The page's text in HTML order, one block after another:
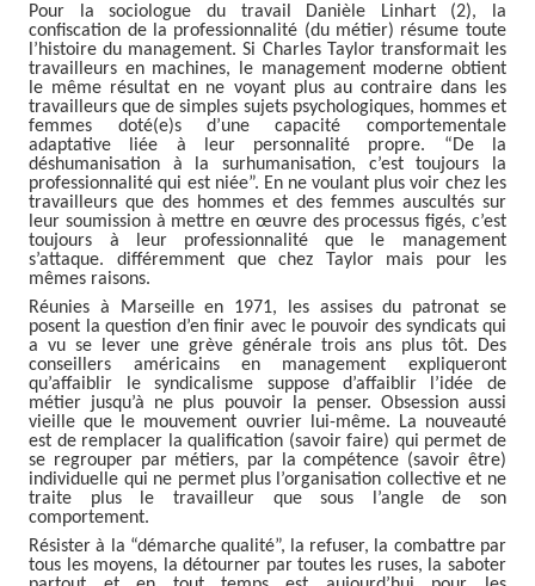
Pour la sociologue du travail Danièle Linhart (2), la
confiscation de la professionnalité (du métier) résume toute
l’histoire du management. Si Charles Taylor transformait les
travailleurs en machines, le management moderne obtient
le même résultat en ne voyant plus au contraire dans les
travailleurs que de simples sujets psychologiques, hommes et
femmes doté(e)s d’une capacité comportementale
adaptative liée à leur personnalité propre. “De la
déshumanisation à la surhumanisation, c’est toujours la
professionnalité qui est niée”. En ne voulant plus voir chez les
travailleurs que des hommes et des femmes auscultés sur
leur soumission à mettre en œuvre des processus figés, c’est
toujours à leur professionnalité que le management
s’attaque. différemment que chez Taylor mais pour les
mêmes raisons.
Réunies à Marseille en 1971, les assises du patronat se
posent la question d’en finir avec le pouvoir des syndicats qui
a vu se lever une grève générale trois ans plus tôt. Des
conseillers américains en management expliqueront
qu’affaiblir le syndicalisme suppose d’affaiblir l’idée de
métier jusqu’à ne plus pouvoir la penser. Obsession aussi
vieille que le mouvement ouvrier lui-même. La nouveauté
est de remplacer la qualification (savoir faire) qui permet de
se regrouper par métiers, par la compétence (savoir être)
individuelle qui ne permet plus l’organisation collective et ne
traite plus le travailleur que sous l’angle de son
comportement.
Résister à la “démarche qualité”, la refuser, la combattre par
tous les moyens, la détourner par toutes les ruses, la saboter